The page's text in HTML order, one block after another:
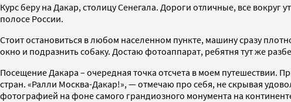
Курс беру на Дакар, столицу Сенегала. Дороги отличные, все
полосе России.
Стоит остановиться в любом населенном пункте, машину сразу
окно и подразнить собаку. Достаю фотоаппарат, ребятня тут же
Посещение Дакара – очередная точка отсчета в моем путешествии.
стран. «Ралли Москва-Дакар!», — отмечаю про себя, не скрывая
фотографией на фоне самого грандиозного монумента на